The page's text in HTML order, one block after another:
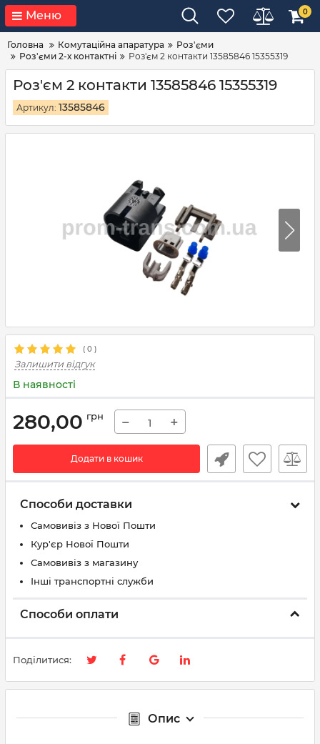
Меню 0
Головна Комутаційна апаратура
Роз'єми
Роз'єми 2-х контактні
Роз'єм 2 контакти 13585846 15355319
Роз'єм 2 контакти 13585846 15355319
Артикул: 13585846
( 0 )
Залишити відгук
В наявності
280,00 грн − +
Додати в кошик
Способи доставки
Самовивіз з Нової Пошти
Кур'єр Нової Пошти
Самовивіз з магазину
Інші транспортні служби
Способи оплати
Поділитися:
Опис